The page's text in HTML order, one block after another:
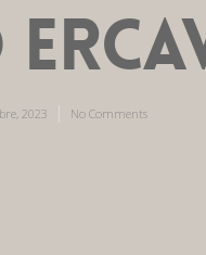
2023 No Comments